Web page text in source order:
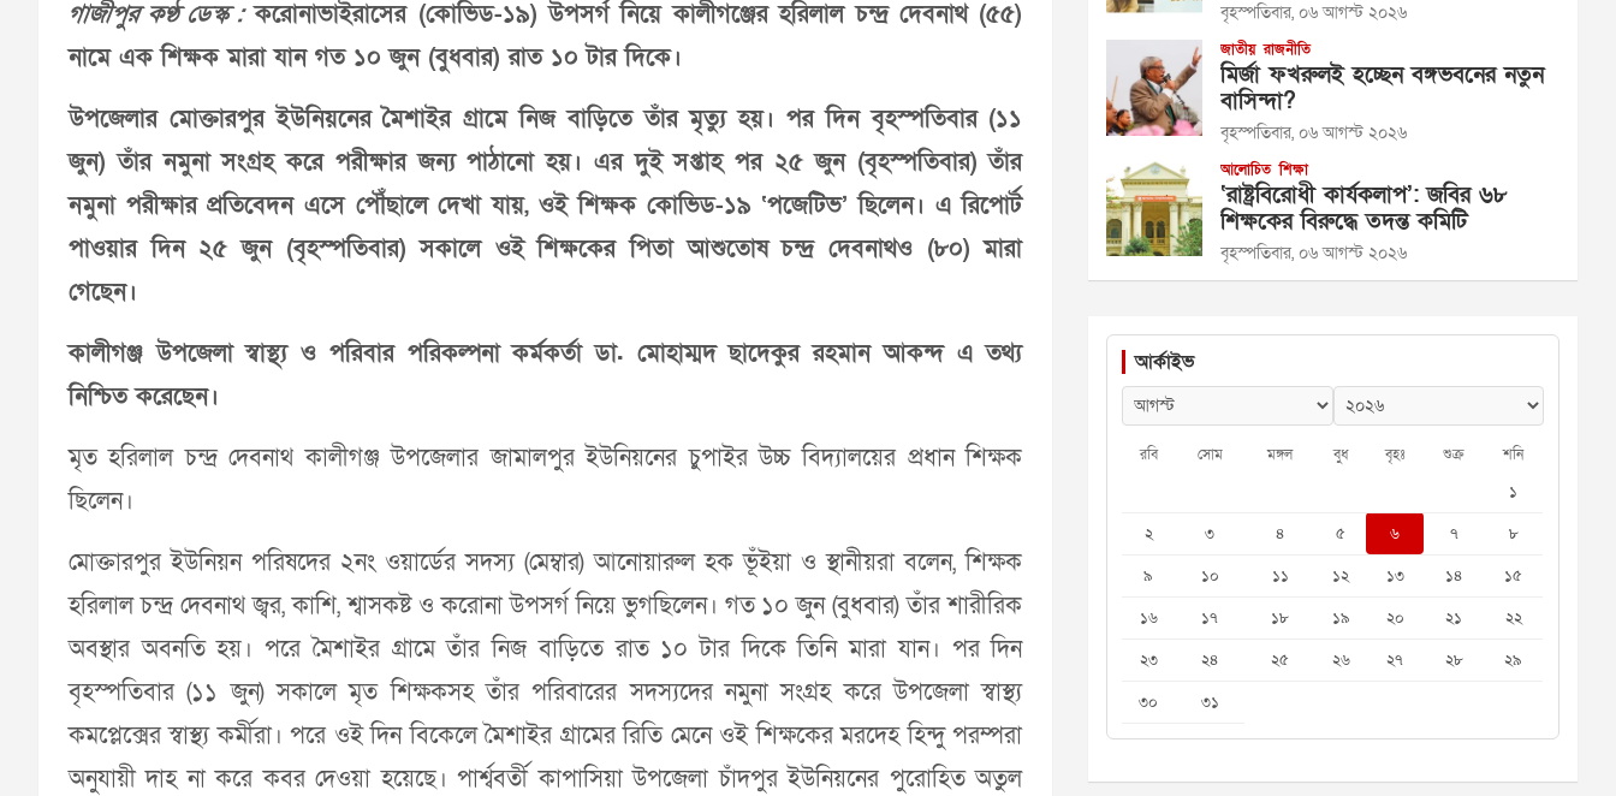
গাজীপুর কণ্ঠ ডেস্ক :করোনাভাইরাসের (কোভিড-১৯) উপসর্গ নিয়ে কালীগঞ্জের হরিলাল চন্দ্র দেবনাথ (৫৫)
নামে এক শিক্ষক মারা যান গত ১০ জুন (বুধবার) রাত ১০ টার দিকে।
উপজেলার মোক্তারপুর ইউনিয়নের মৈশাইর গ্রামে নিজ বাড়িতে তাঁর মৃত্যু হয়। পর দিন বৃহস্পতিবার (১১
জুন) তাঁর নমুনা সংগ্রহ করে পরীক্ষার জন্য পাঠানো হয়। এর দুই সপ্তাহ পর ২৫ জুন (বৃহস্পতিবার) তাঁর
নমুনা পরীক্ষার প্রতিবেদন এসে পৌঁছালে দেখা যায়, ওই শিক্ষক কোভিড-১৯ ‘পজেটিভ’ ছিলেন। এ রিপোর্ট
পাওয়ার দিন ২৫ জুন (বৃহস্পতিবার) সকালে ওই শিক্ষকের পিতা আশুতোষ চন্দ্র দেবনাথও (৮০) মারা
গেছেন।
কালীগঞ্জ উপজেলা স্বাস্থ্য ও পরিবার পরিকল্পনা কর্মকর্তা ডা. মোহাম্মদ ছাদেকুর রহমান আকন্দ এ তথ্য
নিশ্চিত করেছেন।
মৃত হরিলাল চন্দ্র দেবনাথ কালীগঞ্জ উপজেলার জামালপুর ইউনিয়নের চুপাইর উচ্চ বিদ্যালয়ের প্রধান শিক্ষক
ছিলেন।
মোক্তারপুর ইউনিয়ন পরিষদের ২নং ওয়ার্ডের সদস্য (মেম্বার) আনোয়ারুল হক ভূঁইয়া ও স্থানীয়রা বলেন, শিক্ষক
হরিলাল চন্দ্র দেবনাথ জ্বর, কাশি, শ্বাসকষ্ট ও করোনা উপসর্গ নিয়ে ভুগছিলেন। গত ১০ জুন (বুধবার) তাঁর শারীরিক
অবস্থার অবনতি হয়। পরে মৈশাইর গ্রামে তাঁর নিজ বাড়িতে রাত ১০ টার দিকে তিনি মারা যান। পর দিন
বৃহস্পতিবার (১১ জুন) সকালে মৃত শিক্ষকসহ তাঁর পরিবারের সদস্যদের নমুনা সংগ্রহ করে উপজেলা স্বাস্থ্য
কমপ্লেক্সের স্বাস্থ্য কর্মীরা। পরে ওই দিন বিকেলে মৈশাইর গ্রামের রিতি মেনে ওই শিক্ষকের মরদেহ হিন্দু পরম্পরা
অনুযায়ী দাহ না করে কবর দেওয়া হয়েছে। পার্শ্ববর্তী কাপাসিয়া উপজেলা চাঁদপুর ইউনিয়নের পুরোহিত অতুল
বৃহস্পতিবার, ০৬ আগস্ট ২০২৬
জাতীয় রাজনীতি
মির্জা ফখরুলই হচ্ছেন বঙ্গভবনের নতুন
বাসিন্দা?
বৃহস্পতিবার, ০৬ আগস্ট ২০২৬
আলোচিত শিক্ষা
‘রাষ্ট্রবিরোধী কার্যকলাপ’: জবির ৬৮
শিক্ষকের বিরুদ্ধে তদন্ত কমিটি
বৃহস্পতিবার, ০৬ আগস্ট ২০২৬
আর্কাইভ
রবি সোম মঙ্গল বুধ বৃহঃ শুক্র শনি
১
২
৩ ৪ ৫ ৬ ৭
৮
৯
১০ ১১ ১২ ১৩ ১৪
১৫
১৬
১৭ ১৮ ১৯ ২০ ২১
২২
২৩
২৪ ২৫ ২৬ ২৭ ২৮
২৯
৩০
৩১